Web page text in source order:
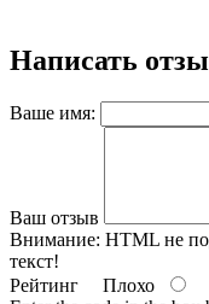
Написать
Ваше имя:
Ваш отзыв
Внимание: HTML не
текст!
Рейтинг Плохо